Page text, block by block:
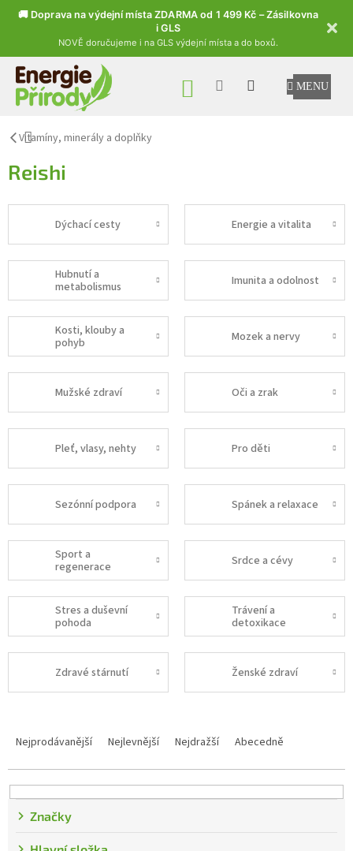
🚚 Doprava na výdejní místa ZDARMA od 1 499 Kč – Zásilkovna
i GLS
NOVĚ doručujeme i na GLS výdejní místa a do boxů.
Přejít na obsah
NÁKUPNÍ KOŠÍK
Vitamíny, minerály a doplňky
Reishi
Dýchací cesty Energie a vitalita
Hubnutí a
metabolismus
Imunita a odolnost
Kosti, klouby a
pohyb
Mozek a nervy
Mužské zdraví Oči a zrak
Pleť, vlasy, nehty Pro děti
Sezónní podpora Spánek a relaxace
Sport a
regenerace
Srdce a cévy
Stres a duševní
pohoda
Trávení a
detoxikace
Zdravé stárnutí Ženské zdraví
Nejprodávanější Nejlevnější Nejdražší Abecedně
Značky